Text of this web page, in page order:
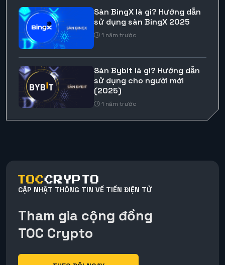
Sàn BingX là gì? Hướng dẫn
sử dụng sàn BingX 2025
1 năm trước
Sàn Bybit là gì? Hướng dẫn
sử dụng cho người mới
(2025)
1 năm trước
CẬP NHẬT THÔNG TIN VỀ TIỀN ĐIỆN TỬ
Tham gia cộng đồng
TOC Crypto